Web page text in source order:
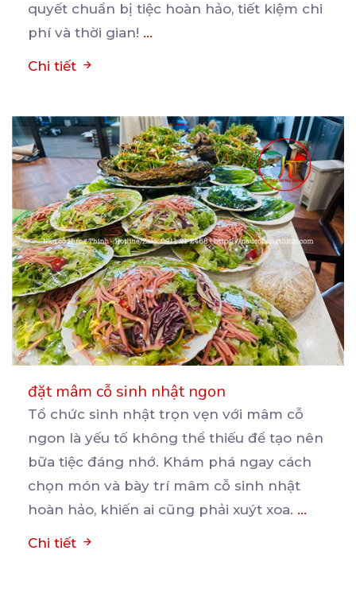
quyết chuẩn bị tiệc hoàn hảo, tiết kiệm chi
phí và thời gian! ...
Chi tiết
đặt mâm cỗ sinh nhật ngon
Tổ chức sinh nhật trọn vẹn với mâm cỗ
ngon là yếu tố không thể thiếu để tạo nên
bữa tiệc đáng nhớ. Khám phá ngay cách
chọn món và bày trí mâm cỗ sinh nhật
hoàn hảo, khiến ai cũng phải xuýt xoa. ...
Chi tiết